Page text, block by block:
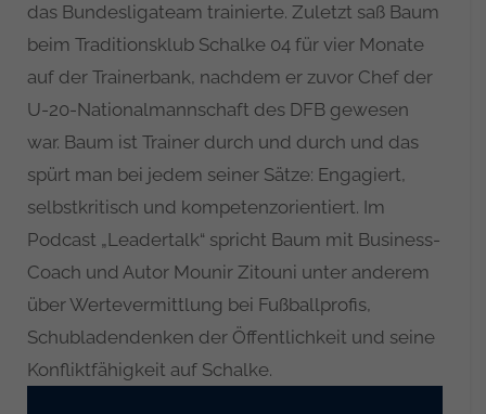
das Bundesligateam trainierte. Zuletzt saß Baum
beim Traditionsklub Schalke 04 für vier Monate
auf der Trainerbank, nachdem er zuvor Chef der
U-20-Nationalmannschaft des DFB gewesen
war. Baum ist Trainer durch und durch und das
spürt man bei jedem seiner Sätze: Engagiert,
selbstkritisch und kompetenzorientiert. Im
Podcast „Leadertalk“ spricht Baum mit Business-
Coach und Autor Mounir Zitouni unter anderem
über Wertevermittlung bei Fußballprofis,
Schubladendenken der Öffentlichkeit und seine
Konfliktfähigkeit auf Schalke.